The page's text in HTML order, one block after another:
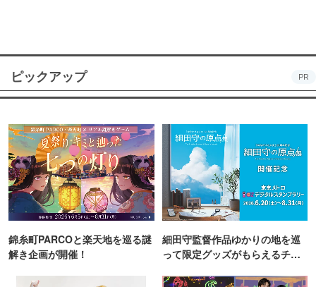
ピックアップ PR
錦糸町PARCOと楽天地を巡る謎
解き企画が開催！
細田守監督作品ゆかりの地を巡
って限定グッズがもらえるチャ